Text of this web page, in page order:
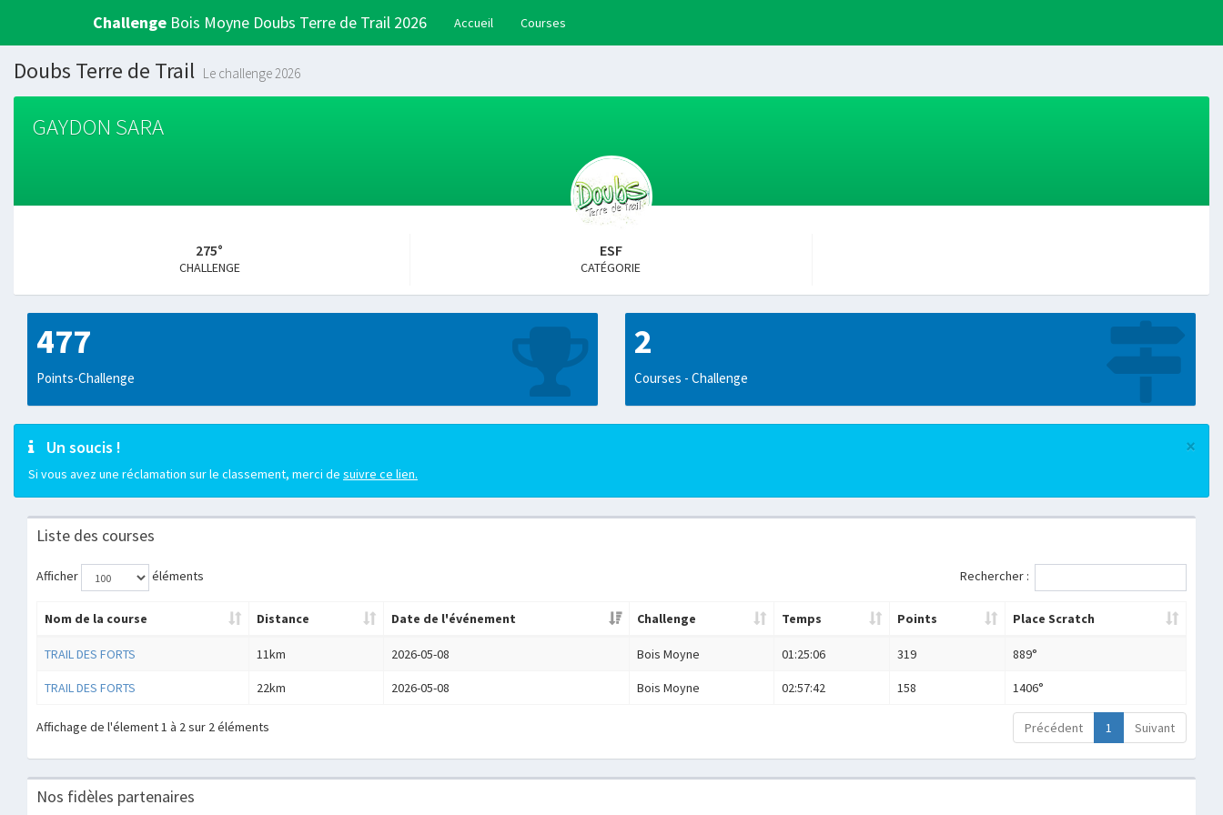
Challenge Bois Moyne Doubs Terre de Trail 2026 Accueil Courses
Doubs Terre de Trail Le challenge 2026
GAYDON SARA
275°
CHALLENGE
ESF
CATÉGORIE
477
Points-Challenge
2
Courses - Challenge
×
Un soucis !
Si vous avez une réclamation sur le classement, merci de suivre ce lien.
Liste des courses
Afficher éléments Rechercher :
Nom de la course Distance Date de l'événement Challenge Temps Points Place Scratch
TRAIL DES FORTS 11km 2026-05-08 Bois Moyne 01:25:06 319 889°
TRAIL DES FORTS 22km 2026-05-08 Bois Moyne 02:57:42 158 1406°
Affichage de l'élement 1 à 2 sur 2 éléments Précédent 1 Suivant
Nos fidèles partenaires